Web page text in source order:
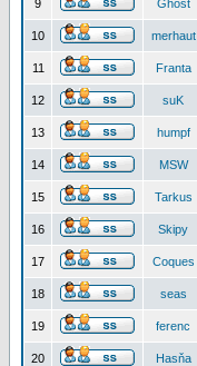
9 Ghost
10 merhaut
11 Franta
12 suK
13 humpf
14 MSW
15 Tarkus
16 Skipy
17 Coques
18 seas
19 ferenc
20 Hasňa